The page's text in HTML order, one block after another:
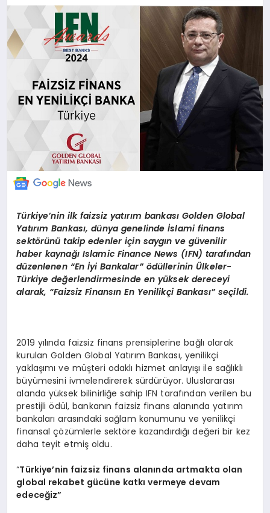
Türkiye’nin ilk faizsiz yatırım bankası Golden Global
Yatırım Bankası, dünya genelinde İslami finans
sektörünü takip edenler için saygın ve güvenilir
haber kaynağı Islamic Finance News (IFN) tarafından
düzenlenen “En İyi Bankalar” ödüllerininÜlkeler-
Türkiye değerlendirmesinde en yüksek dereceyi
alarak, “Faizsiz Finansın En Yenilikçi Bankası” seçildi.
2019 yılında faizsiz finans prensiplerine bağlı olarak
kurulan Golden Global Yatırım Bankası, yenilikçi
yaklaşımı ve müşteri odaklı hizmet anlayışı ile sağlıklı
büyümesini ivmelendirerek sürdürüyor. Uluslararası
alanda yüksek bilinirliğe sahip IFN tarafından verilen bu
prestijli ödül, bankanın faizsiz finans alanında yatırım
bankaları arasındaki sağlam konumunu ve yenilikçi
finansal çözümlerle sektöre kazandırdığı değeri bir kez
daha teyit etmiş oldu.
“Türkiye’nin faizsiz finans alanında artmakta olan
global rekabet gücüne katkı vermeye devam
edeceğiz”